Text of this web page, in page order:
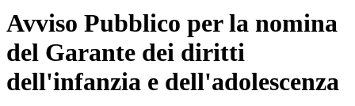
Avviso Pubblico per la nomina
del Garante dei diritti
dell'infanzia e dell'adolescenza